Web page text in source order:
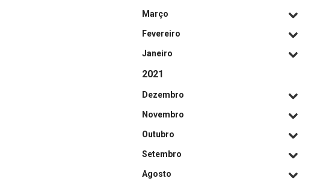
Março
Fevereiro
Janeiro
2021
Dezembro
Novembro
Outubro
Setembro
Agosto